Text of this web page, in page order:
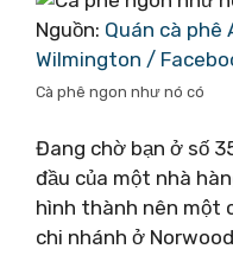
Nguồn: Quán cà phê
Wilmington /
Cà phê ngon như nó có
Đang chờ bạn ở số
đầu của một nhà
hình thành nên một
chi nhánh ở